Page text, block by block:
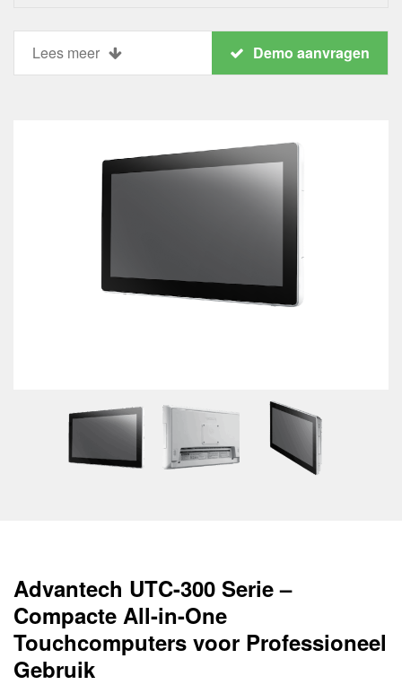
Lees meer Demo aanvragen
Advantech UTC-300 Serie –
Compacte All-in-One
Touchcomputers voor Professioneel
Gebruik